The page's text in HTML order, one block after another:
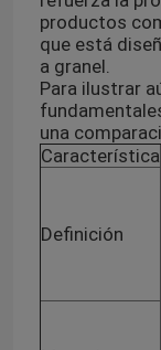
Solicitar una
bolsos 95Kpa
bolso del
bolso del
Bolsas
productos
que está
a granel.
Para ilustrar
una
Característica
Definición